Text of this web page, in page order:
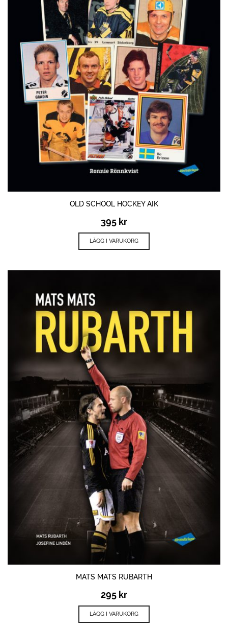
OLD SCHOOL HOCKEY AIK
395 kr
LÄGG I VARUKORG
MATS MATS RUBARTH
295 kr
LÄGG I VARUKORG